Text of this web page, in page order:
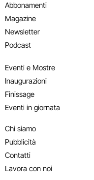
Abbonamenti
Magazine
Newsletter
Podcast
Eventi e Mostre
Inaugurazioni
Finissage
Eventi in giornata
Chi siamo
Pubblicità
Contatti
Lavora con noi